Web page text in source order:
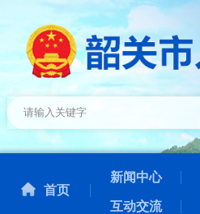
首页
新闻中心
互动交流